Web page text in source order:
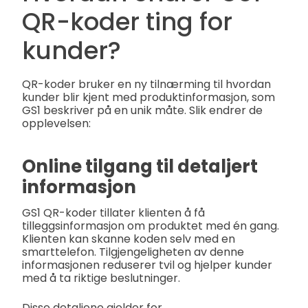
QR-koder ting for
kunder?
QR-koder bruker en ny tilnærming til hvordan
kunder blir kjent med produktinformasjon, som
GS1 beskriver på en unik måte. Slik endrer de
opplevelsen:
Online tilgang til detaljert
informasjon
GS1 QR-koder tillater klienten å få
tilleggsinformasjon om produktet med én gang.
Klienten kan skanne koden selv med en
smarttelefon. Tilgjengeligheten av denne
informasjonen reduserer tvil og hjelper kunder
med å ta riktige beslutninger.